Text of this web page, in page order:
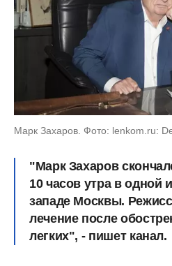
Марк Захаров. Фото: lenkom.ru:
"Марк Захаров
10 часов утра в одной
западе Москвы.
лечение после
легких", - пишет канал.